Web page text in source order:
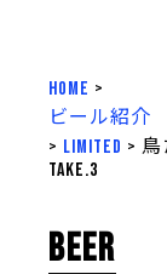
HOME >
ビール紹介
> LIMITED > 鳥
take.3
BEER